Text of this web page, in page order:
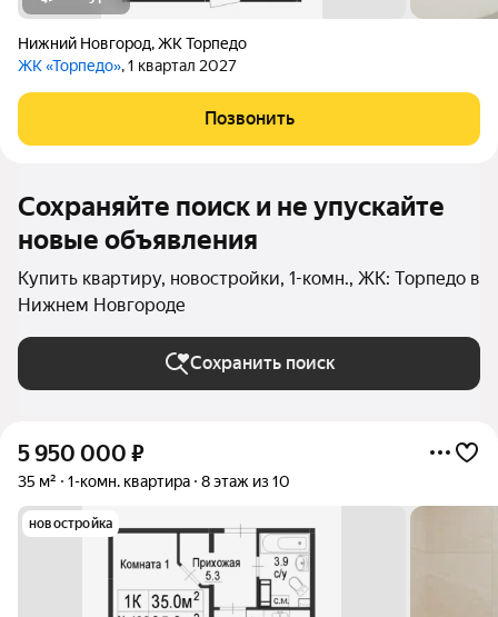
Нижний Новгород,ЖК Торпедо
ЖК «Торпедо», 1 квартал 2027
Позвонить
Сохраняйте поиск и не упускайте
новые объявления
Купить квартиру, новостройки, 1-комн., ЖК: Торпедо в
Нижнем Новгороде
Сохранить поиск
5 950 000 ₽
35 м² 1-комн. квартира 8 этаж из 10
новостройка